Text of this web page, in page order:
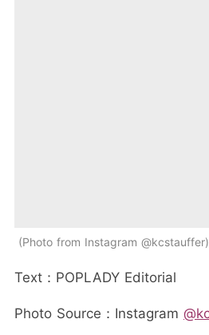
Photo from Instagram @kcstauffer
Text：POPLADY Editorial
Photo Source：Instagram